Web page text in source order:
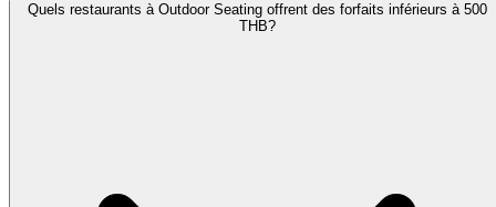
Quels restaurants à Outdoor Seating offrent des forfaits inférieurs à 500
THB?